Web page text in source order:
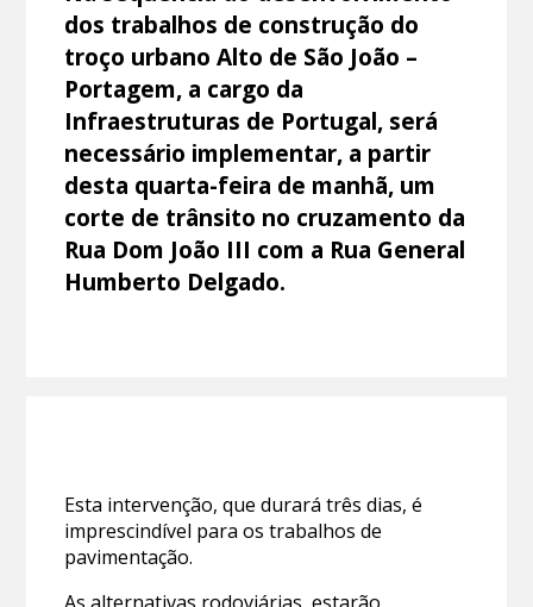
dos trabalhos de construção do
troço urbano Alto de São João –
Portagem, a cargo da
Infraestruturas de Portugal, será
necessário implementar, a partir
desta quarta-feira de manhã, um
corte de trânsito no cruzamento da
Rua Dom João III com a Rua General
Humberto Delgado.
Esta intervenção, que durará três dias, é
imprescindível para os trabalhos de
pavimentação.